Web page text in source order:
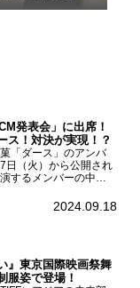
発表会」に出席！
ス！対決が実現！？
「ダース」のアンバ
日（火）から公開され
するメンバーの中か
内にて開催された
2024.09.18
』東京国際映画祭舞
服姿で登場！